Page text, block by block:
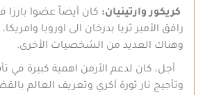
كريكور وارتينيان: كان أيضاً عضوا
رافق الأمير ثريا بدرخان الى اوروبا
وهناك العديد من الشخصيات الأخرى.
أجل، كان لدعم الأرمن اهمية كبيرة
وتأجيج نار ثورة آكري وتعريف العالم